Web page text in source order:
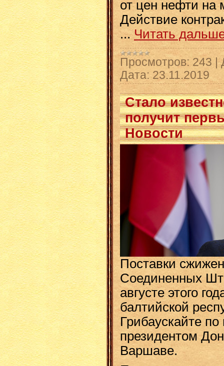
от цен нефти на
Действие
... Читать
Просмотров: 243 |
Дата: 23.11.2019
Стало
получит
Новости
Поставки
Соединенных
августе этого
балтийской
Грибаускайте по
президентом
Варшаве.